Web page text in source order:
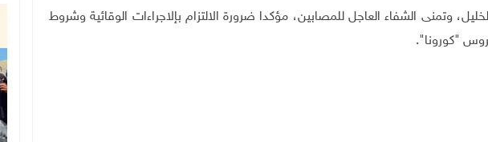
وتمنى الشفاء العاجل للمصابين، مؤكدا ضرورة الالتزام بإلاجراءات الوقائية وشروط
"كورونا".